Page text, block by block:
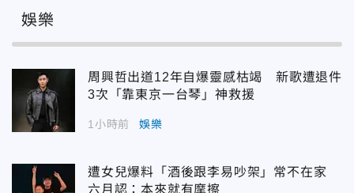
娛樂
周興哲出道12年自爆靈感枯竭 新歌遭退件
3次「靠東京一台琴」神救援
1小時前 娛樂
遭女兒爆料「酒後跟李易吵架」常不在家
六月認：本來就有摩擦